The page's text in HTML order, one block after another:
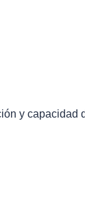
y capacidad